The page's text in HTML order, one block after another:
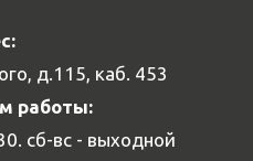
д.115, каб. 453
работы:
сб-вс - выходной